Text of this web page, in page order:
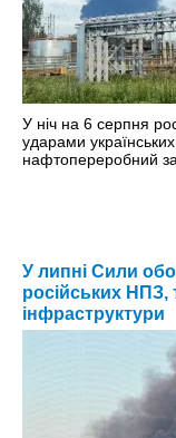
У ніч на 6 серпня
ударами
нафтопереробний
У липні Сили
російських НПЗ,
інфраструктури